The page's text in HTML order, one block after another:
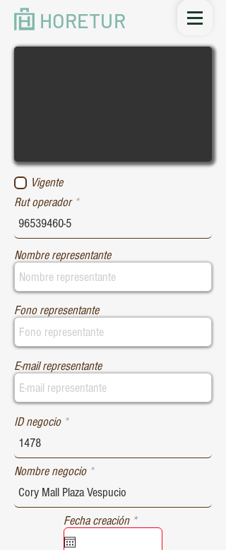
HORETUR
Vigente
Rut operador
Nombre representante
Fono representante
E-mail representante
ID negocio
Nombre negocio
Fecha creación *r
e